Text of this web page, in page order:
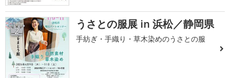
2 うさとの服展 in 浜松／静岡県
手紡ぎ・手織り・草木染めのうさとの服